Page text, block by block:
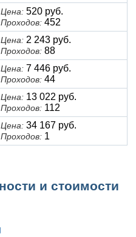
Цена: 520 руб.
Проходов: 452
Цена: 2 243 руб.
Проходов: 88
Цена: 7 446 руб.
Проходов: 44
Цена: 13 022 руб.
Проходов: 112
Цена: 34 167 руб.
Проходов: 1
и стоимости